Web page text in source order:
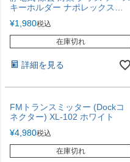
キーホルダー ナポレックス
¥1,980税込
在庫切れ
詳細を見る
FMトランスミッター (Dockコ
ネクター) XL-102 ホワイト
¥4,980税込
在庫切れ